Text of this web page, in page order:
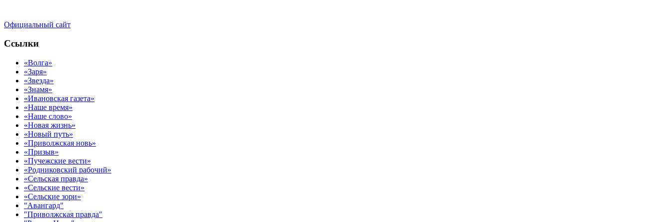
Официальный сайт
Ссылки
«Волга»
«Заря»
«Звезда»
«Знамя»
«Ивановская газета»
«Наше время»
«Наше слово»
«Новая жизнь»
«Новый путь»
«Приволжская новь»
«Призыв»
«Пучежские вести»
«Родниковский рабочий»
«Сельская правда»
«Сельские вести»
«Сельские зори»
"Авангард"
"Приволжская правда"